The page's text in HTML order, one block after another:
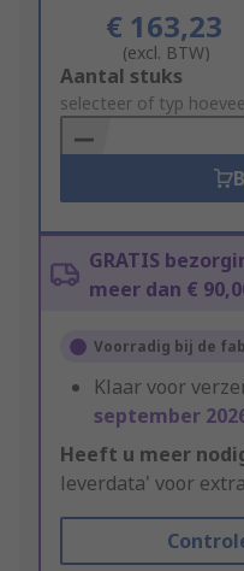
€ 163,23
(excl. BTW)
Add
to
Basket
Aantal stuks
selecteer of typ
GRATIS
meer dan €
Voorradig bij de
Klaar voor
september
Heeft u meer
leverdata' voor